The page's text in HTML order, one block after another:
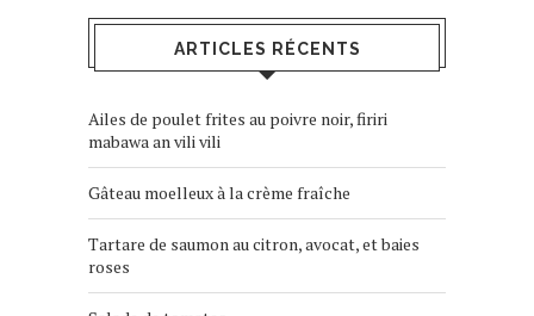
ARTICLES RÉCENTS
Ailes de poulet frites au poivre noir, firiri
mabawa an vili vili
Gâteau moelleux à la crème fraîche
Tartare de saumon au citron, avocat, et baies
roses